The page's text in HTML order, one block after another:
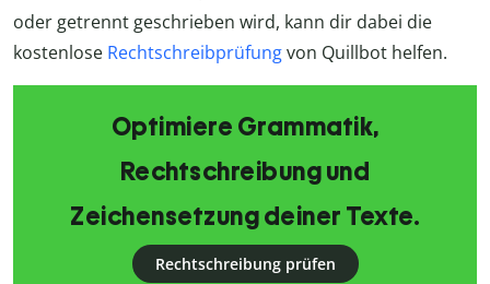
oder getrennt geschrieben wird, kann dir dabei die
kostenlose Rechtschreibprüfungvon Quillbot helfen.
Optimiere Grammatik,
Rechtschreibung und
Zeichensetzung deiner Texte.
Rechtschreibung prüfen